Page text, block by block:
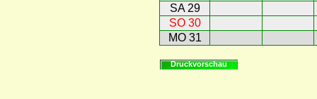
SA 29
SO 30
MO 31
Druckvorschau